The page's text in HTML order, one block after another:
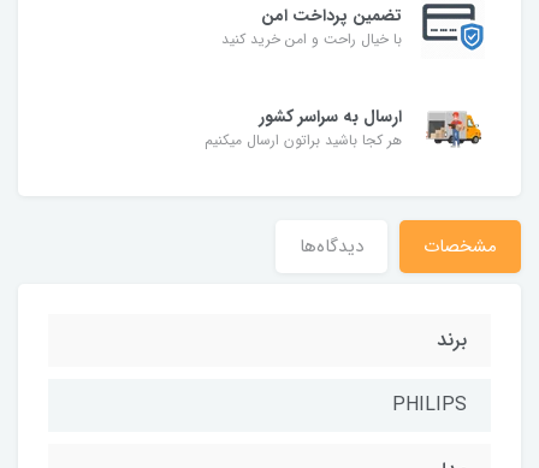
تضمین پرداخت امن
با خیال راحت و امن خرید کنید
ارسال به سراسر کشور
هر کجا باشید براتون ارسال میکنیم
مشخصات دیدگاه‌ها
برند
PHILIPS